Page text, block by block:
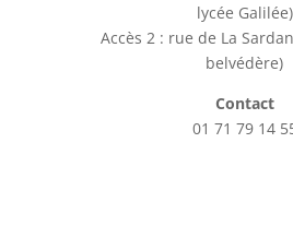
lycée Galilée)
Accès 2 : rue de La
belvédère)
Contact
01 71 79 14